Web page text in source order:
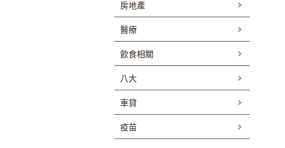
房地產
醫療
飲食相關
八大
車貸
疫苗